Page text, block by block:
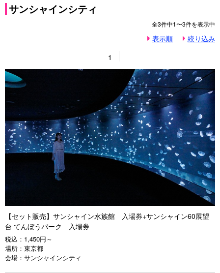
サンシャインシティ
全3件中1〜3件を表示中
表示順
絞り込み
1
【セット販売】サンシャイン水族館 入場券+サンシャイン60展望
台 てんぼうパーク 入場券
税込： 1,450円～
場所： 東京都
会場： サンシャインシティ